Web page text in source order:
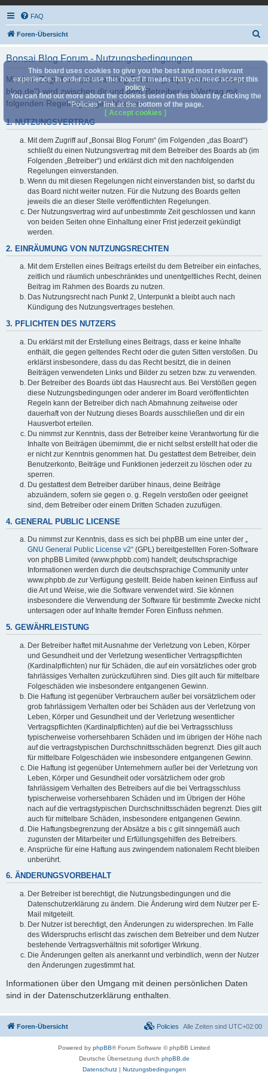
FAQ
Foren-Übersicht
c
Bonsai Blog Forum - Nutzungsbedingungen
Mit dem Zugriff auf „Bonsai Blog Forum“ („https://forum.bonsai-
blog.de“) wird zwischen dir und dem Betreiber ein Vertrag mit
folgenden Regelungen geschlossen:
1. NUTZUNGSVERTRAG
Mit dem Zugriff auf „Bonsai Blog Forum“ (im Folgenden „das Board“)
schließt du einen Nutzungsvertrag mit dem Betreiber des Boards ab (im
Folgenden „Betreiber“) und erklärst dich mit den nachfolgenden
Regelungen einverstanden.
Wenn du mit diesen Regelungen nicht einverstanden bist, so darfst du
das Board nicht weiter nutzen. Für die Nutzung des Boards gelten
jeweils die an dieser Stelle veröffentlichten Regelungen.
Der Nutzungsvertrag wird auf unbestimmte Zeit geschlossen und kann
von beiden Seiten ohne Einhaltung einer Frist jederzeit gekündigt
werden.
2. EINRÄUMUNG VON NUTZUNGSRECHTEN
Mit dem Erstellen eines Beitrags erteilst du dem Betreiber ein einfaches,
zeitlich und räumlich unbeschränktes und unentgeltliches Recht, deinen
Beitrag im Rahmen des Boards zu nutzen.
Das Nutzungsrecht nach Punkt 2, Unterpunkt a bleibt auch nach
Kündigung des Nutzungsvertrages bestehen.
3. PFLICHTEN DES NUTZERS
Du erklärst mit der Erstellung eines Beitrags, dass er keine Inhalte
enthält, die gegen geltendes Recht oder die guten Sitten verstoßen. Du
erklärst insbesondere, dass du das Recht besitzt, die in deinen
Beiträgen verwendeten Links und Bilder zu setzen bzw. zu verwenden.
Der Betreiber des Boards übt das Hausrecht aus. Bei Verstößen gegen
diese Nutzungsbedingungen oder anderer im Board veröffentlichten
Regeln kann der Betreiber dich nach Abmahnung zeitweise oder
dauerhaft von der Nutzung dieses Boards ausschließen und dir ein
Hausverbot erteilen.
Du nimmst zur Kenntnis, dass der Betreiber keine Verantwortung für die
Inhalte von Beiträgen übernimmt, die er nicht selbst erstellt hat oder die
er nicht zur Kenntnis genommen hat. Du gestattest dem Betreiber, dein
Benutzerkonto, Beiträge und Funktionen jederzeit zu löschen oder zu
sperren.
Du gestattest dem Betreiber darüber hinaus, deine Beiträge
abzuändern, sofern sie gegen o. g. Regeln verstoßen oder geeignet
sind, dem Betreiber oder einem Dritten Schaden zuzufügen.
4. GENERAL PUBLIC LICENSE
Du nimmst zur Kenntnis, dass es sich bei phpBB um eine unter der „
GNU General Public License v2“ (GPL) bereitgestellten Foren-Software
von phpBB Limited (www.phpbb.com) handelt; deutschsprachige
Informationen werden durch die deutschsprachige Community unter
www.phpbb.de zur Verfügung gestellt. Beide haben keinen Einfluss auf
die Art und Weise, wie die Software verwendet wird. Sie können
insbesondere die Verwendung der Software für bestimmte Zwecke nicht
untersagen oder auf Inhalte fremder Foren Einfluss nehmen.
5. GEWÄHRLEISTUNG
Der Betreiber haftet mit Ausnahme der Verletzung von Leben, Körper
und Gesundheit und der Verletzung wesentlicher Vertragspflichten
(Kardinalpflichten) nur für Schäden, die auf ein vorsätzliches oder grob
fahrlässiges Verhalten zurückzuführen sind. Dies gilt auch für mittelbare
Folgeschäden wie insbesondere entgangenen Gewinn.
Die Haftung ist gegenüber Verbrauchern außer bei vorsätzlichem oder
grob fahrlässigem Verhalten oder bei Schäden aus der Verletzung von
Leben, Körper und Gesundheit und der Verletzung wesentlicher
Vertragspflichten (Kardinalpflichten) auf die bei Vertragsschluss
typischerweise vorhersehbaren Schäden und im übrigen der Höhe nach
auf die vertragstypischen Durchschnittsschäden begrenzt. Dies gilt auch
für mittelbare Folgeschäden wie insbesondere entgangenen Gewinn.
Die Haftung ist gegenüber Unternehmern außer bei der Verletzung von
Leben, Körper und Gesundheit oder vorsätzlichem oder grob
fahrlässigem Verhalten des Betreibers auf die bei Vertragsschluss
typischerweise vorhersehbaren Schäden und im Übrigen der Höhe
nach auf die vertragstypischen Durchschnittsschäden begrenzt. Dies gilt
auch für mittelbare Schäden, insbesondere entgangenen Gewinn.
Die Haftungsbegrenzung der Absätze a bis c gilt sinngemäß auch
zugunsten der Mitarbeiter und Erfüllungsgehilfen des Betreibers.
Ansprüche für eine Haftung aus zwingendem nationalem Recht bleiben
unberührt.
6. ÄNDERUNGSVORBEHALT
Der Betreiber ist berechtigt, die Nutzungsbedingungen und die
Datenschutzerklärung zu ändern. Die Änderung wird dem Nutzer per E-
Mail mitgeteilt.
Der Nutzer ist berechtigt, den Änderungen zu widersprechen. Im Falle
des Widerspruchs erlischt das zwischen dem Betreiber und dem Nutzer
bestehende Vertragsverhältnis mit sofortiger Wirkung.
Die Änderungen gelten als anerkannt und verbindlich, wenn der Nutzer
den Änderungen zugestimmt hat.
Informationen über den Umgang mit deinen persönlichen Daten
sind in der Datenschutzerklärung enthalten.
This board uses cookies to give you the best and most relevant
experience. In order to use this board it means that you need accept this
policy.
You can find out more about the cookies used on this board by clicking the
"Policies" link at the bottom of the page.
[ Accept cookies ]
Foren-Übersicht Alle Zeiten sind UTC+02:00
Policies
Powered by phpBB® Forum Software © phpBB Limited
Deutsche Übersetzung durch phpBB.de
Datenschutz| Nutzungsbedingungen